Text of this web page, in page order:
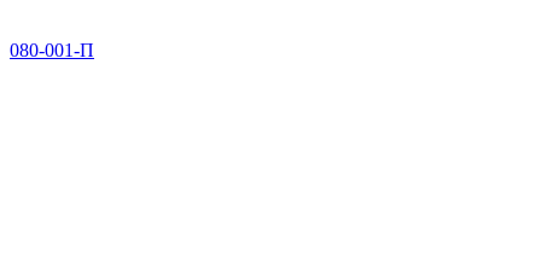
080-001-П